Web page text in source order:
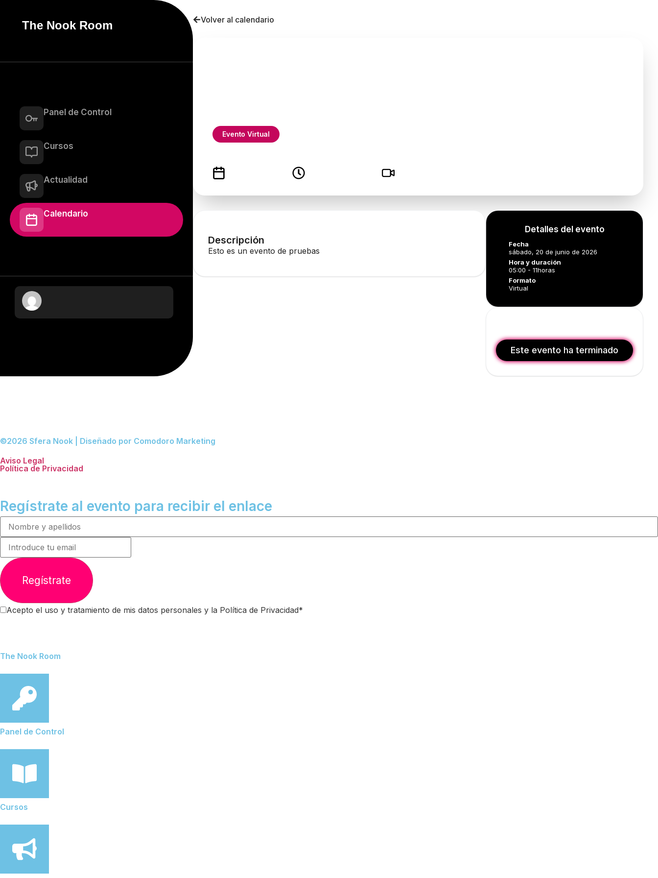
The Nook Room
Panel de Control
Cursos
Actualidad
Calendario
Volver al calendario
Evento Virtual
20 de junio 05:00 a 16:00
Descripción
Esto es un evento de pruebas
Detalles del evento
Fecha
sábado, 20 de junio de 2026
Hora y duración
05:00 - 11horas
Formato
Virtual
Este evento ha terminado
©2026 Sfera Nook | Diseñado por Comodoro Marketing
Aviso Legal
Política de Privacidad
Regístrate al evento para recibir el enlace
Regístrate
Acepto el uso y tratamiento de mis datos personales y la Política de Privacidad*
The Nook Room
Panel de Control
Cursos